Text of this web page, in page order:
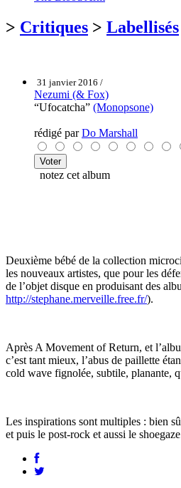
> Critiques > Labellisés
31 janvier 2016 /
Nezumi (& Fox)
“Ufocatcha” (Monopsone)
rédigé parDo Marshall
notez cet album
Deuxième bébé de la collection
les nouveaux artistes, que pour les
de l’objet disque en produisant des
http://stephane.merveille.free.fr/).
Après A Movement of Return, et
c’est tant mieux, l’abus de paillette
cold wave fignolée, subtile, planante,
Les inspirations sont multiples : bien
et puis le post-rock et aussi le